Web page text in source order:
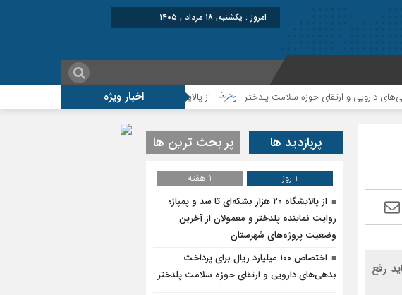
برابر با : Sunday - 9 August
اخبار ویژه از پالایشگاه ۲۰ هزار بشکه‌ای تا سد و پمپاژ؛روایت نماینده پلدختر و معمولان از آخرین وضعیت پروژه‌های شهرستان
رفع
پربازدید ها پر بحث ترین ها
1 روز
1 هفته
از پالایشگاه ۲۰ هزار بشکه‌ای تا سد و پمپاژ؛
روایت نماینده پلدختر و معمولان از آخرین
وضعیت پروژه‌های شهرستان
اختصاص ۱۰۰ میلیارد ریال برای پرداخت
بدهی‌های دارویی و ارتقای حوزه سلامت پلدختر